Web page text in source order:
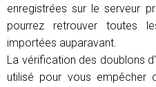
enregistrées sur le serveur
pourrez retrouver toutes
importées auparavant.
La vérification des doublons
utilisé pour vous empêcher